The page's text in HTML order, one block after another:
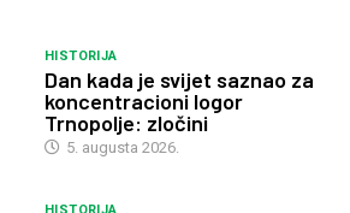
HISTORIJA
Dan kada je svijet saznao za
koncentracioni logor
Trnopolje: zločini
5. augusta 2026.
HISTORIJA